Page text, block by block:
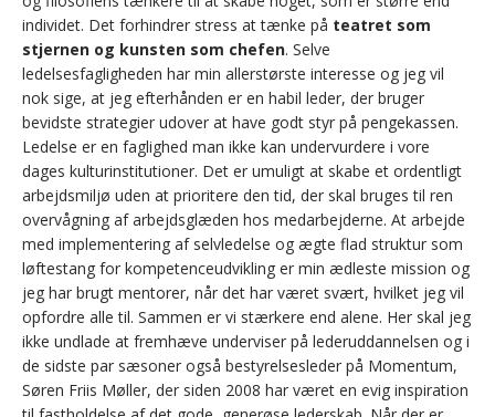
individet. Det forhindrer stress at tænke på teatret som
stjernen og kunsten som chefen. Selve
ledelsesfagligheden har min allerstørste interesse og jeg vil
nok sige, at jeg efterhånden er en habil leder, der bruger
bevidste strategier udover at have godt styr på pengekassen.
Ledelse er en faglighed man ikke kan undervurdere i vore
dages kulturinstitutioner. Det er umuligt at skabe et ordentligt
arbejdsmiljø uden at prioritere den tid, der skal bruges til ren
overvågning af arbejdsglæden hos medarbejderne. At arbejde
med implementering af selvledelse og ægte flad struktur som
løftestang for kompetenceudvikling er min ædleste mission og
jeg har brugt mentorer, når det har været svært, hvilket jeg vil
opfordre alle til. Sammen er vi stærkere end alene. Her skal jeg
ikke undlade at fremhæve underviser på lederuddannelsen og i
de sidste par sæsoner også bestyrelsesleder på Momentum,
Søren Friis Møller, der siden 2008 har været en evig inspiration